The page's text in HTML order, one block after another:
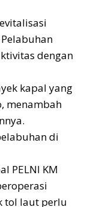
dengan
kapal yang
menambah
di
PELNI KM
tol laut perlu